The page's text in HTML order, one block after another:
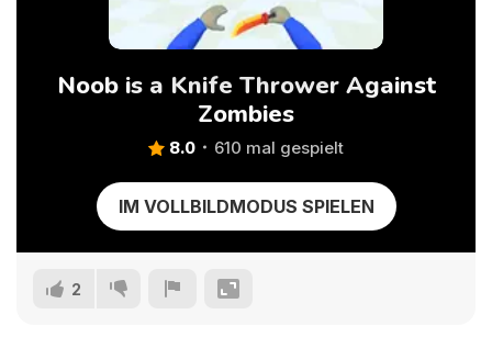
Noob is a Knife Thrower Against
Zombies
8.0 610 mal gespielt
IM VOLLBILDMODUS SPIELEN
2